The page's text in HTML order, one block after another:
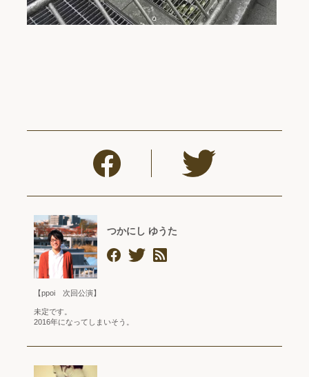
つかにし ゆうた
【ppoi 次回公演】
未定です。
2016年になってしまいそう。